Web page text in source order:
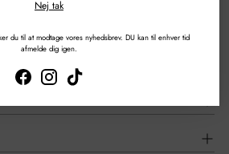
Nej tak
du til at modtage vores nyhedsbrev. DU kan til enhver tid
afmelde dig igen.